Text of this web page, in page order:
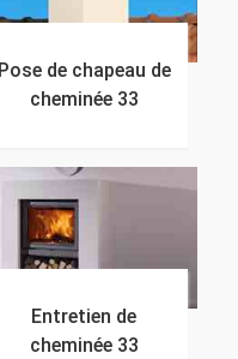
Pose de chapeau de
cheminée 33
Entretien de
cheminée 33